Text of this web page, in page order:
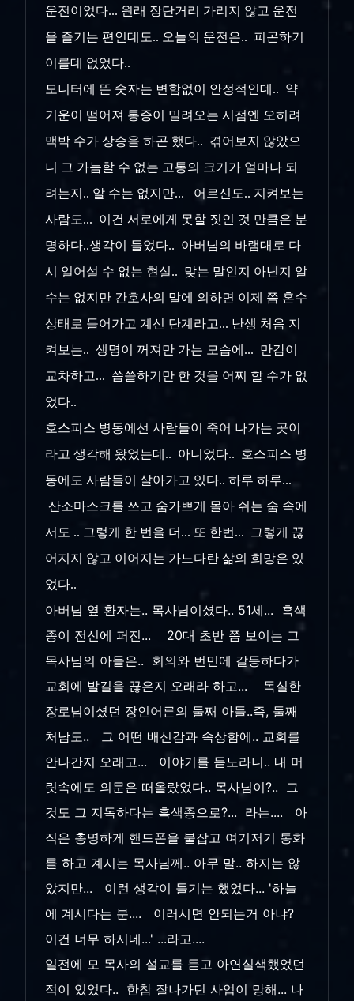
운전이었다... 원래 장단거리 가리지 않고 운전
을 즐기는 편인데도.. 오늘의 운전은.. 피곤하기
이를데 없었다..
모니터에 뜬 숫자는 변함없이 안정적인데.. 약
기운이 떨어져 통증이 밀려오는 시점엔 오히려
맥박 수가 상승을 하곤 했다.. 겪어보지 않았으
니 그 가늠할 수 없는 고통의 크기가 얼마나 되
려는지.. 알 수는 없지만... 어르신도.. 지켜보는
사람도... 이건 서로에게 못할 짓인 것 만큼은 분
명하다..생각이 들었다.. 아버님의 바램대로 다
시 일어설 수 없는 현실.. 맞는 말인지 아닌지 알
수는 없지만 간호사의 말에 의하면 이제 쯤 혼수
상태로 들어가고 계신 단계라고... 난생 처음 지
켜보는.. 생명이 꺼져만 가는 모습에... 만감이
교차하고... 씁쓸하기만 한 것을 어찌 할 수가 없
었다..
호스피스 병동에선 사람들이 죽어 나가는 곳이
라고 생각해 왔었는데.. 아니었다.. 호스피스 병
동에도 사람들이 살아가고 있다.. 하루 하루...
산소마스크를 쓰고 숨가쁘게 몰아 쉬는 숨 속에
서도 .. 그렇게 한 번을 더... 또 한번... 그렇게 끊
어지지 않고 이어지는 가느다란 삶의 희망은 있
었다..
아버님 옆 환자는.. 목사님이셨다.. 51세... 흑색
종이 전신에 퍼진... 20대 초반 쯤 보이는 그
목사님의 아들은.. 회의와 번민에 갈등하다가
교회에 발길을 끊은지 오래라 하고... 독실한
장로님이셨던 장인어른의 둘째 아들..즉, 둘째
처남도.. 그 어떤 배신감과 속상함에.. 교회를
안나간지 오래고... 이야기를 듣노라니.. 내 머
릿속에도 의문은 떠올랐었다.. 목사님이?.. 그
것도 그 지독하다는 흑색종으로?... 라는.... 아
직은 총명하게 핸드폰을 붙잡고 여기저기 통화
를 하고 계시는 목사님께.. 아무 말.. 하지는 않
았지만... 이런 생각이 들기는 했었다... '하늘
에 계시다는 분.... 이러시면 안되는거 아냐?
이건 너무 하시네...' ...라고....
일전에 모 목사의 설교를 듣고 아연실색했었던
적이 있었다.. 한참 잘나가던 사업이 망해... 나